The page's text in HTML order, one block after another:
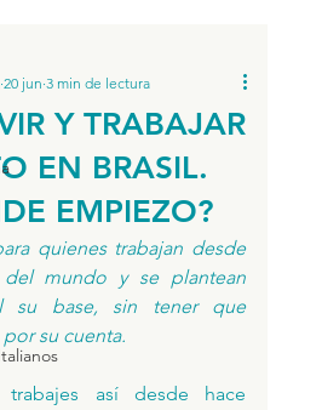
Y TRABAJAR
EN BRASIL.
EMPIEZO?
20 jun 3 min de lectura
quienes trabajan desde
mundo y se plantean
su base, sin tener que
su cuenta.
así desde hace